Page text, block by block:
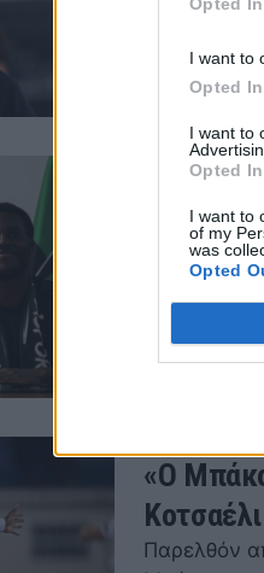
I want to
Opted In
I want to
Opted In
I want to
of my
was
Opted
Ο Μακάνα
«Ο
Παρελθόν